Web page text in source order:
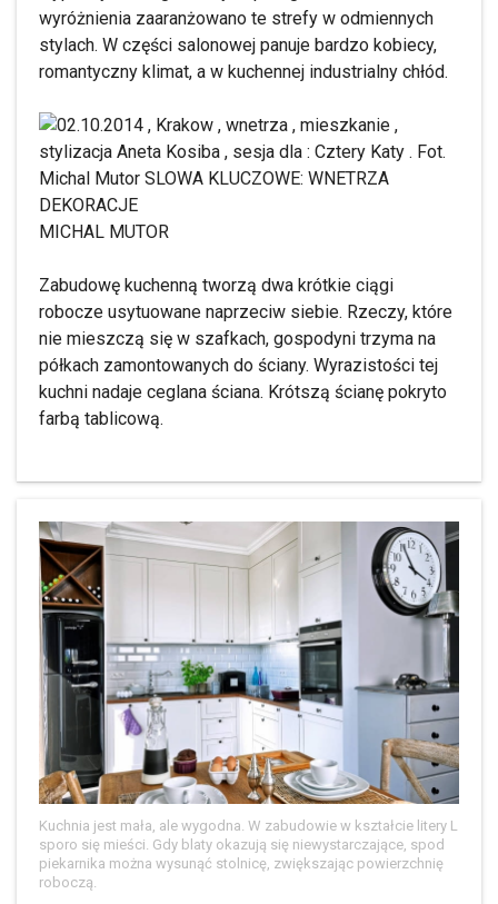
wyróżnienia zaaranżowano te strefy w odmiennych
stylach. W części salonowej panuje bardzo kobiecy,
romantyczny klimat, a w kuchennej industrialny chłód.
MICHAL MUTOR
Zabudowę kuchenną tworzą dwa krótkie ciągi
robocze usytuowane naprzeciw siebie. Rzeczy, które
nie mieszczą się w szafkach, gospodyni trzyma na
półkach zamontowanych do ściany. Wyrazistości tej
kuchni nadaje ceglana ściana. Krótszą ścianę pokryto
farbą tablicową.
Kuchnia jest mała, ale wygodna. W zabudowie w kształcie litery L
sporo się mieści. Gdy blaty okazują się niewystarczające, spod
piekarnika można wysunąć stolnicę, zwiększając powierzchnię
roboczą.